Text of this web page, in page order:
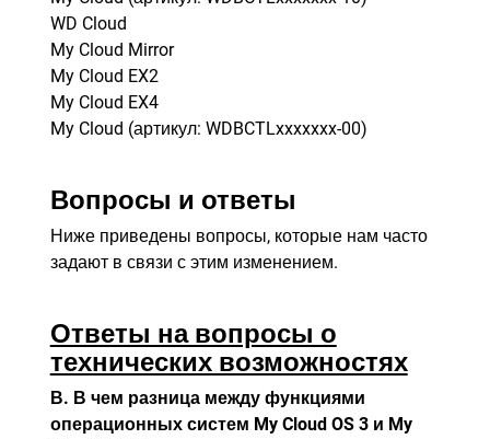
WD Cloud
My Cloud Mirror
My Cloud EX2
My Cloud EX4
My Cloud (артикул: WDBCTLxxxxxxx-00)
Вопросы и ответы
Ниже приведены вопросы, которые нам часто
задают в связи с этим изменением.
Ответы на вопросы о
технических возможностях
В. В чем разница между функциями
операционных систем My Cloud OS 3 и My